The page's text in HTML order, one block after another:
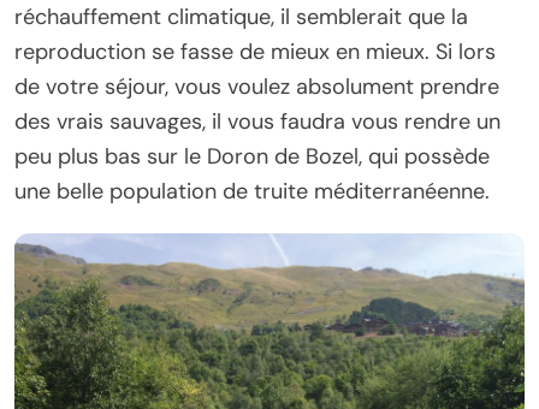
réchauffement climatique, il semblerait que la
reproduction se fasse de mieux en mieux. Si lors
de votre séjour, vous voulez absolument prendre
des vrais sauvages, il vous faudra vous rendre un
peu plus bas sur le Doron de Bozel, qui possède
une belle population de truite méditerranéenne.